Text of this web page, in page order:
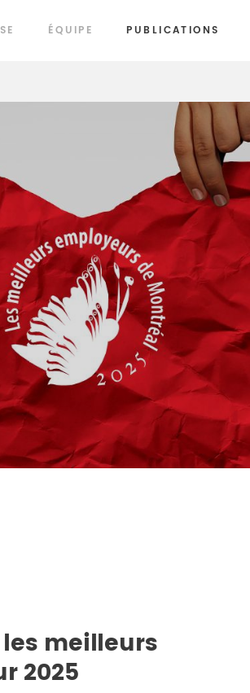
ÉQUIPE PUBLICATIONS
meilleurs
2025